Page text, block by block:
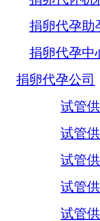
捐卵代孕助
捐卵代孕中
捐卵代孕公司
试管
试管
试管
试管
试管